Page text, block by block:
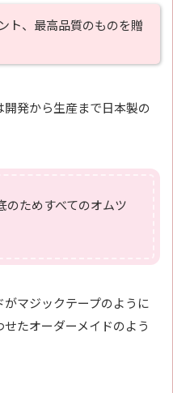
ト、最高品質のものを贈
発から生産まで日本製の
のためすべてのオムツ
マジックテープのように
たオーダーメイドのよう